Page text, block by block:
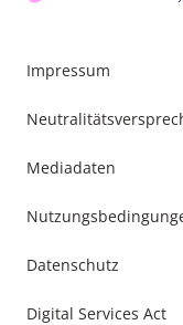
Impressum
Mediadaten
Datenschutz
Digital Services Act